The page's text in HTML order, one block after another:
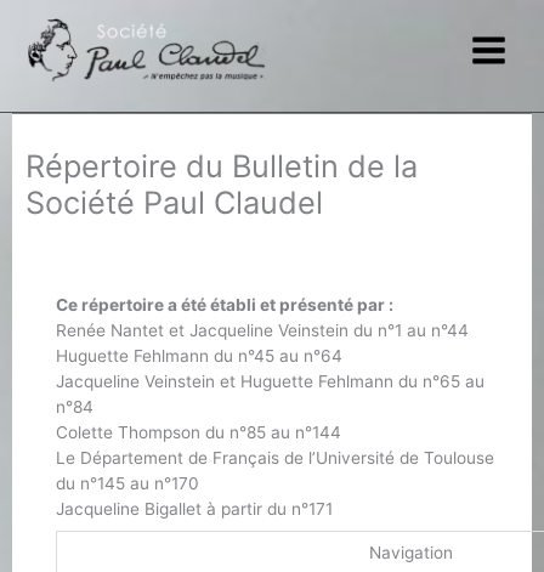
contenu
Répertoire du Bulletin de la
Société Paul Claudel
Ce répertoire a été établi et présenté par :
Renée Nantet et Jacqueline Veinstein du n°1 au n°44
Huguette Fehlmann du n°45 au n°64
Jacqueline Veinstein et Huguette Fehlmann du n°65 au
n°84
Colette Thompson du n°85 au n°144
Le Département de Français de l’Université de Toulouse
du n°145 au n°170
Jacqueline Bigallet à partir du n°171
Navigation